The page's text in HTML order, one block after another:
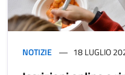
NOTIZIE 18 LUGLIO